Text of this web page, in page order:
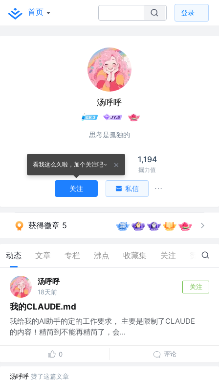
首页 登录
汤呼呼
思考是孤独的
73
关注 关注者
1,194
掘力值
看我这么久啦，加个关注吧~
关注 私信
获得徽章 5
动态 文章 专栏 沸点 收藏集 关注 67
汤呼呼
18天前
关注
我的CLAUDE.md
我给我的AI助手的定的工作要求， 主要是限制了CLAUDE
的内容！精简到不能再精简了，会...
0 评论
汤呼呼 赞了这篇文章